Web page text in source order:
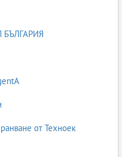
реставрация или
различни методи и
Компресор подава
ускорява абразива.
бетон, камък и тежки
като дърво, фасади,
БЪЛГАРИЯ
от Техноек